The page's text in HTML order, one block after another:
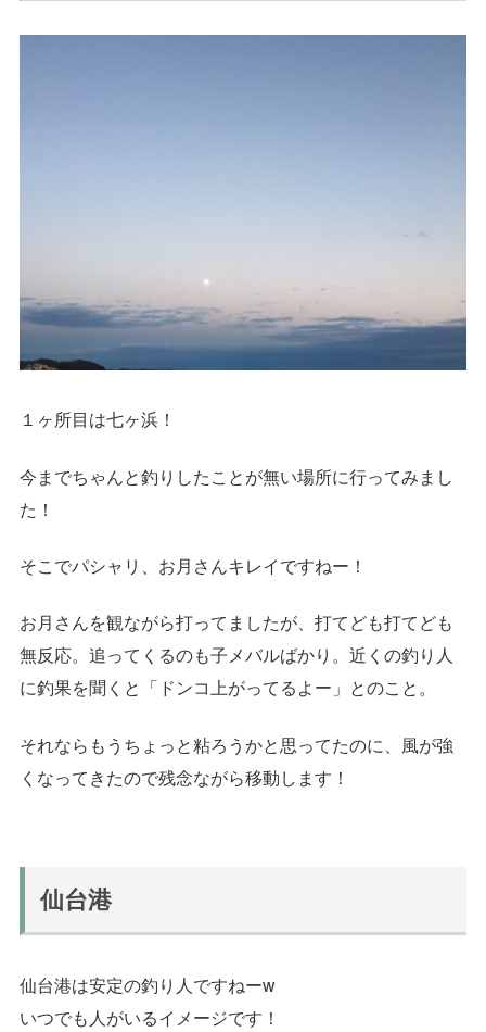
１ヶ所目は七ヶ浜！
今までちゃんと釣りしたことが無い場所に行ってみまし
た！
そこでパシャリ、お月さんキレイですねー！
お月さんを観ながら打ってましたが、打てども打てども
無反応。追ってくるのも子メバルばかり。近くの釣り人
に釣果を聞くと「ドンコ上がってるよー」とのこと。
それならもうちょっと粘ろうかと思ってたのに、風が強
くなってきたので残念ながら移動します！
仙台港
仙台港は安定の釣り人ですねーw
いつでも人がいるイメージです！